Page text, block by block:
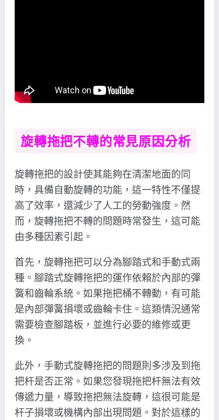
旋轉拖把不轉的常見原因分析
旋轉拖把的設計使其能夠在清潔地面的同
時，具備自動旋轉的功能，這一特性不僅提
高了效率，還減少了人工的勞動強度。然
而，旋轉拖把不轉的問題時常發生，這可能
由多種因素引起。
首先，旋轉拖把可以分為腳踏式和手動式兩
種。腳踏式旋轉拖把的運作依賴於內部的彈
簧和齒輪系統。如果拖把桶不轉動，有可能
是內部彈簧損壞或齒輪卡住。這類情況通常
需要檢查腳踏板，並進行必要的維修或更
換。
此外，手動式旋轉拖把的問題則多涉及到拖
把杆是否正常。如果您發現拖把杆無法有效
傳遞力量，導致拖把無法旋轉，這很可能是
杆子損壞或機構內部出現問題。對於這樣的